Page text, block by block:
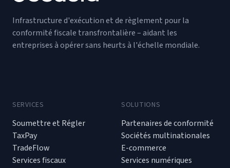
Infrastructure d'exécution et de règlement pour la
conformité fiscale transfrontalière – aidant les
entreprises à opérer sans heurts à l'échelle mondiale.
SERVICES
Soumettre et Régler
TaxPay
TradeFlow
Services fiscaux
SOLUTIONS
Partenaires de conformité
Sociétés multinationales
E-commerce
Services numériques